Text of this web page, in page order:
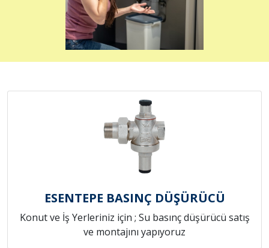
ESENTEPE BASINÇ DÜŞÜRÜCÜ
Konut ve İş Yerleriniz için ; Su basınç düşürücü satış
ve montajını yapıyoruz